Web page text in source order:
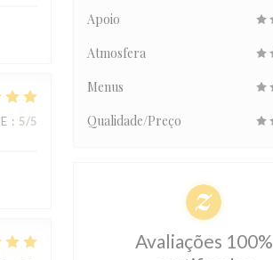
: 5/5
Apoio
Atmosfera
Menus
Qualidade/Preço
Avaliações 100%